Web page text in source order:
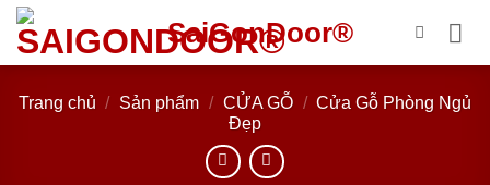
Bỏ
qua
nội
dung
SaiGonDoor®
Trang chủ / Sản phẩm / CỬA GỖ / Cửa Gỗ Phòng Ngủ
Đẹp